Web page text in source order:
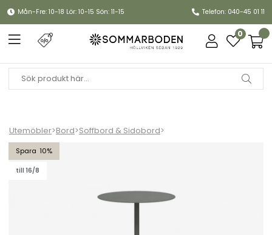
Mån-Fre: 10-18 Lör: 10-15 Sön: 11-15 Telefon: 040-45 01 11
0
Utemöbler>Bord>Soffbord & Sidobord>
10
till 16/8
Jet set sidobord Ø35 H74 cm - grågrön